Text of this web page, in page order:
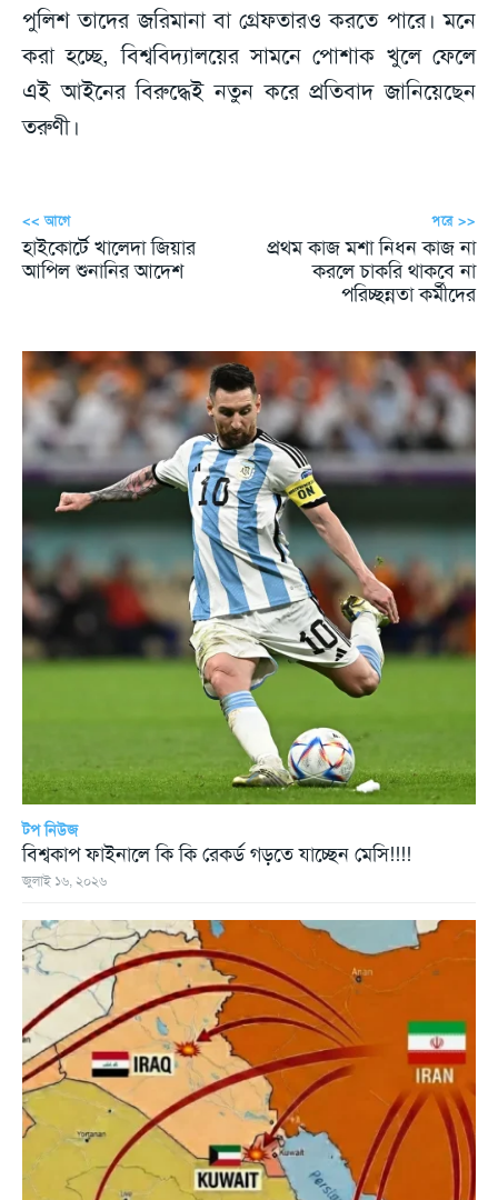
পুলিশ তাদের জরিমানা বা গ্রেফতারও করতে পারে। মনে
করা হচ্ছে, বিশ্ববিদ্যালয়ের সামনে পোশাক খুলে ফেলে
এই আইনের বিরুদ্ধেই নতুন করে প্রতিবাদ জানিয়েছেন
তরুণী।
<< আগে
হাইকোর্টে খালেদা জিয়ার
আপিল শুনানির আদেশ
পরে >>
প্রথম কাজ মশা নিধন কাজ না
করলে চাকরি থাকবে না
পরিচ্ছন্নতা কর্মীদের
টপ নিউজ
বিশ্বকাপ ফাইনালে কি কি রেকর্ড গড়তে যাচ্ছেন মেসি!!!!
জুলাই ১৬, ২০২৬